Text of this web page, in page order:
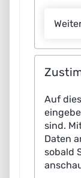
The High-
for research
The HTAD,
guidelines
technological
questions:
In
Auf
sind.
Daten
sobald